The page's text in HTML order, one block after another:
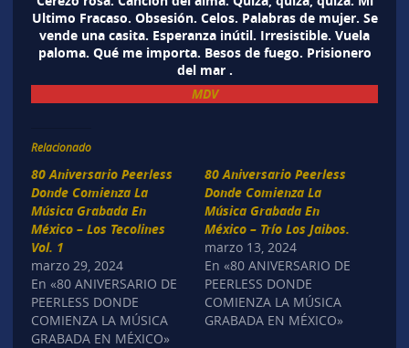
Ultimo Fracaso. Obsesión. Celos. Palabras de mujer. Se
vende una casita. Esperanza inútil. Irresistible. Vuela
paloma. Qué me importa. Besos de fuego. Prisionero
del mar .
MDV
Relacionado
80 Aniversario Peerless
Donde Comienza La
Música Grabada En
México – Los Tecolines
Vol. 1
marzo 29, 2024
En «80 ANIVERSARIO DE
PEERLESS DONDE
COMIENZA LA MÚSICA
GRABADA EN MÉXICO»
80 Aniversario Peerless
Donde Comienza La
Música Grabada En
México – Trío Los Jaibos.
marzo 13, 2024
En «80 ANIVERSARIO DE
PEERLESS DONDE
COMIENZA LA MÚSICA
GRABADA EN MÉXICO»